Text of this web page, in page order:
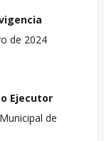
de 2024
Ejecutor
de